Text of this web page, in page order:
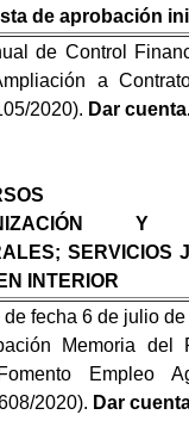
de aprobación
de Control
a
2020). Dar
Y
SERVICIOS
INTERIOR
de fecha 6 de julio
Memoria del
Empleo
2020). Dar